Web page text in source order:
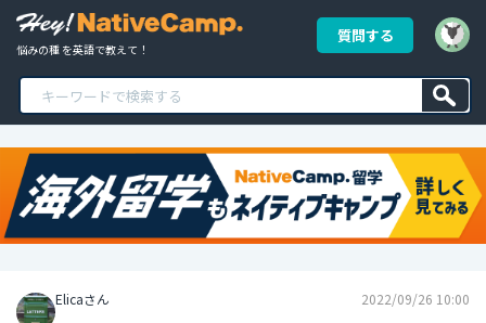
悩みの種 を英語で教えて！
質問する
Elicaさん 2022/09/26 10:00